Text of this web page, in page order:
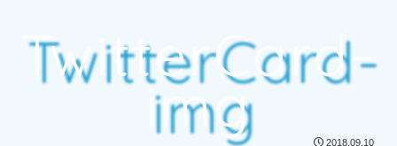
TwitterCard-
img
2018.09.10